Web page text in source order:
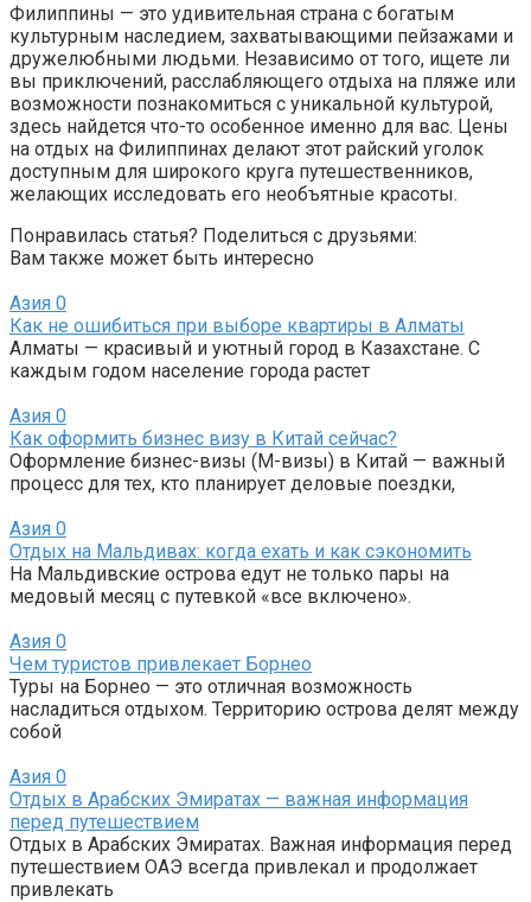
Филиппины — это удивительная страна с богатым
культурным наследием, захватывающими пейзажами и
дружелюбными людьми. Независимо от того, ищете ли
вы приключений, расслабляющего отдыха на пляже или
возможности познакомиться с уникальной культурой,
здесь найдется что-то особенное именно для вас. Цены
на отдых на Филиппинах делают этот райский уголок
доступным для широкого круга путешественников,
желающих исследовать его необъятные красоты.
Понравилась статья? Поделиться с друзьями:
Вам также может быть интересно
Азия 0
Как не ошибиться при выборе квартиры в Алматы
Алматы — красивый и уютный город в Казахстане. С
каждым годом население города растет
Азия 0
Как оформить бизнес визу в Китай сейчас?
Оформление бизнес-визы (M-визы) в Китай — важный
процесс для тех, кто планирует деловые поездки,
Азия 0
Отдых на Мальдивах: когда ехать и как сэкономить
На Мальдивские острова едут не только пары на
медовый месяц с путевкой «все включено».
Азия 0
Чем туристов привлекает Борнео
Туры на Борнео — это отличная возможность
насладиться отдыхом. Территорию острова делят между
собой
Азия 0
Отдых в Арабских Эмиратах — важная информация
перед путешествием
Отдых в Арабских Эмиратах. Важная информация перед
путешествием ОАЭ всегда привлекал и продолжает
привлекать